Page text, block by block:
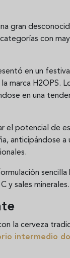
gran
con
en un
marca H2OPS.
en una
el potencial de
anticipándose
y sales minerales.
la cerveza
intermedio